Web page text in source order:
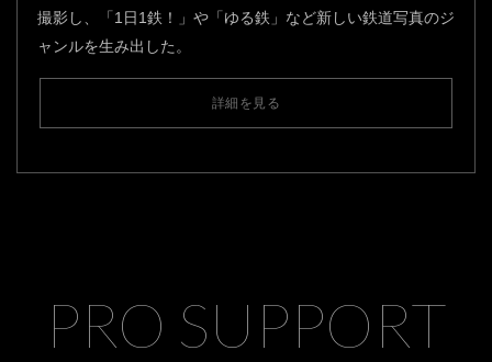
撮影し、「1日1鉄！」や「ゆる鉄」など新しい鉄道写真のジ
ャンルを生み出した。
詳細を見る
PRO SUPPORT